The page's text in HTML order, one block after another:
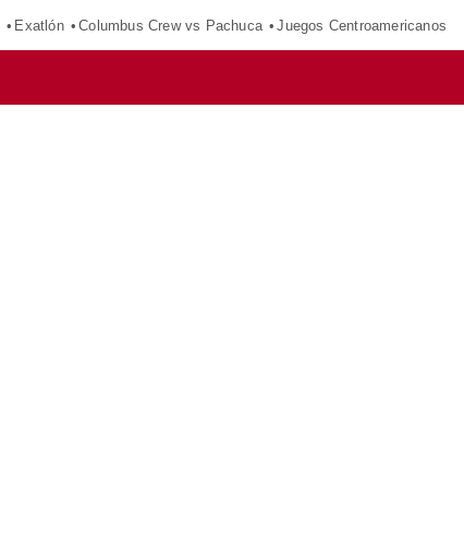
Exatlón Columbus Crew vs Pachuca Juegos Centroamericanos